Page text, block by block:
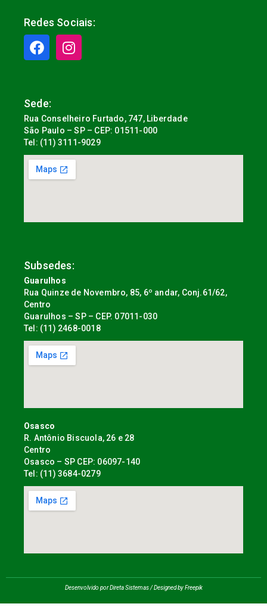
Redes Sociais:
Sede:
Rua Conselheiro Furtado, 747, Liberdade
São Paulo – SP – CEP: 01511-000
Tel: (11) 3111-9029
Subsedes:
Guarulhos
Rua Quinze de Novembro, 85, 6º andar, Conj.61/62,
Centro
Guarulhos – SP – CEP. 07011-030
Tel: (11) 2468-0018
Osasco
R. Antônio Biscuola, 26 e 28
Centro
Osasco – SP CEP: 06097-140
Tel: (11) 3684-0279
Desenvolvido por Direta Sistemas /Designed by Freepik